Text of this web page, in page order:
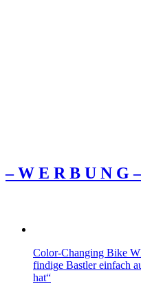
– W Ε R Β U Ν G –
Color-Changing Bike
findige Bastler einfach
hat“